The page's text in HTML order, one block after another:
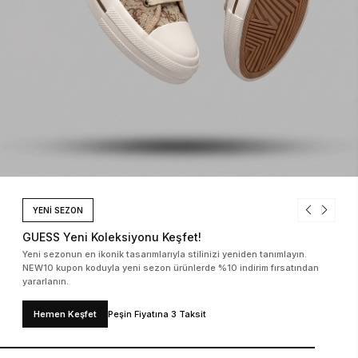
YENİ SEZON
YENİ SEZONDA %40'A VARAN İNDİRİM
Yeni sezona iddialı bir giriş yapmanın tam zamanı. Guess logolu ikonik
çantalar, ayakkabılar ve giyim ürünlerindeki %40'a varan indirimleri
hemen keşfedin.
Hemen Keşfet Peşin Fiyatına 3 Taksit